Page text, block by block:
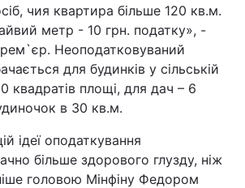
чия квартира більше 120 кв.м.
метр - 10 грн. податку», -
Неоподатковуваний
для будинків у сільській
квадратів площі, для дач – 6
в 30 кв.м.
ідеї оподаткування
більше здорового глузду, ніж
головою Мінфіну Федором